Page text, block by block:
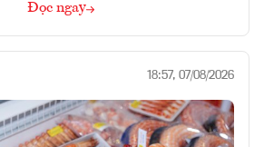
Đọc ngay
18:57, 07/08/2026